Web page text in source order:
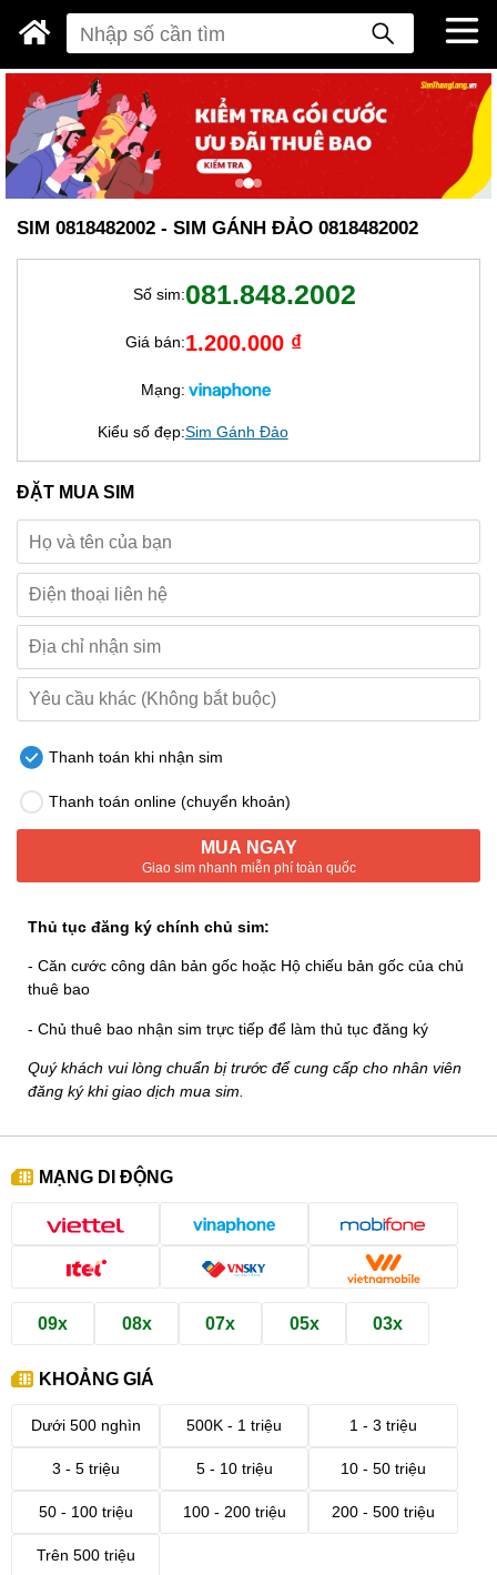
SIM 0818482002 - SIM GÁNH ĐẢO 0818482002
Số sim:081.848.2002
Giá bán:1.200.000 ₫
Mạng:
Kiểu số đẹp:Sim Gánh Đảo
ĐẶT MUA SIM
Thanh toán khi nhận sim
Thanh toán online (chuyển khoản)
MUA NGAY
Giao sim nhanh miễn phí toàn quốc
Thủ tục đăng ký chính chủ sim:
- Căn cước công dân bản gốc hoặc Hộ chiếu bản gốc của chủ
thuê bao
- Chủ thuê bao nhận sim trực tiếp để làm thủ tục đăng ký
Quý khách vui lòng chuẩn bị trước để cung cấp cho nhân viên
đăng ký khi giao dịch mua sim.
MẠNG DI ĐỘNG
09x 08x 07x 05x 03x
KHOẢNG GIÁ
Dưới 500 nghìn 500K - 1 triệu 1 - 3 triệu
3 - 5 triệu 5 - 10 triệu 10 - 50 triệu
50 - 100 triệu 100 - 200 triệu 200 - 500 triệu
Trên 500 triệu